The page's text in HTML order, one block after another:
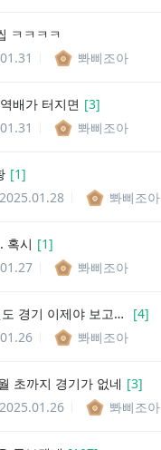
ㅋㅋㅋㅋ
뽜삐조아
배가 터지면 [3]
뽜삐조아
[1]
2025.01.28 뽜삐조아
혹시 [1]
뽜삐조아
나 요즘 22년도 경기 이제야 보고있는데 [4]
뽜삐조아
초까지 경기가 없네 [3]
2025.01.26 뽜삐조아